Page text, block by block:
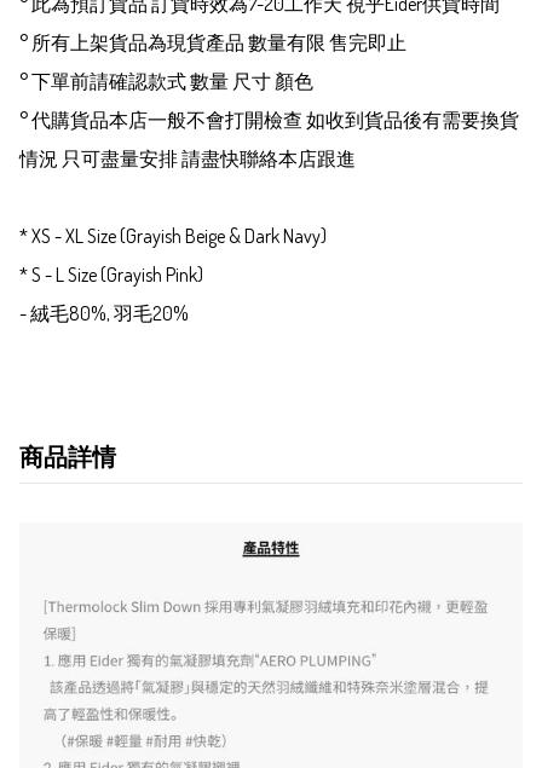
° 所有上架貨品為現貨產品 數量有限 售完即止
° 下單前請確認款式 數量 尺寸 顏色
° 代購貨品本店一般不會打開檢查 如收到貨品後有需要換貨
情況 只可盡量安排 請盡快聯絡本店跟進
* XS - XL Size (Grayish Beige & Dark Navy)
* S - L Size (Grayish Pink)
商品詳情